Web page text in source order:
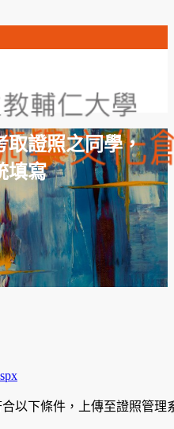
取證照之同學，
填寫
以下條件，上傳至證照管理